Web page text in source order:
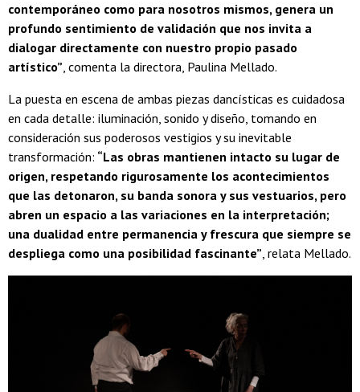
contemporáneo como para nosotros mismos, genera un
profundo sentimiento de validación que nos invita a
dialogar directamente con nuestro propio pasado
artístico”, comenta la directora, Paulina Mellado.
La puesta en escena de ambas piezas dancísticas es cuidadosa
en cada detalle: iluminación, sonido y diseño, tomando en
consideración sus poderosos vestigios y su inevitable
transformación: “Las obras mantienen intacto su lugar de
origen, respetando rigurosamente los acontecimientos
que las detonaron, su banda sonora y sus vestuarios, pero
abren un espacio a las variaciones en la interpretación;
una dualidad entre permanencia y frescura que siempre se
despliega como una posibilidad fascinante”, relata Mellado.